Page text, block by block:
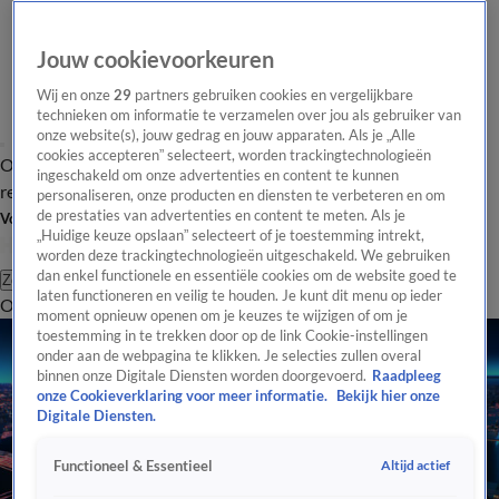
Overzicht Laatste nieuws Regionieuws Het beste van Hart
Tip de
redactie
Volg Hart van Nederland
Zoeken
OverzichtRegioUitzendingenWeerTip de redactiePanelVideo's
Jouw cookievoorkeuren
Wij en onze29 partners gebruiken cookies en vergelijkbare
technieken om informatie te verzamelen over jou als gebruiker van
onze website(s), jouw gedrag en jouw apparaten. Als je „Alle
cookies accepteren” selecteert, worden trackingtechnologieën
ingeschakeld om onze advertenties en content te kunnen
personaliseren, onze producten en diensten te verbeteren en om
de prestaties van advertenties en content te meten. Als je
„Huidige keuze opslaan” selecteert of je toestemming intrekt,
worden deze trackingtechnologieën uitgeschakeld. We gebruiken
dan enkel functionele en essentiële cookies om de website goed te
laten functioneren en veilig te houden. Je kunt dit menu op ieder
moment opnieuw openen om je keuzes te wijzigen of om je
toestemming in te trekken door op de link Cookie-instellingen
onder aan de webpagina te klikken. Je selecties zullen overal
binnen onze Digitale Diensten worden doorgevoerd. Raadpleeg
onze Cookieverklaring voor meer informatie.
Bekijk hier onze
Digitale Diensten.
Functioneel & Essentieel Altijd actief